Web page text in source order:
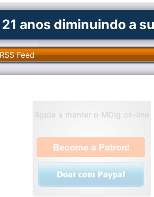
anos diminuindo a
RSS Feed
Ajude a manter o MDig on-line
.